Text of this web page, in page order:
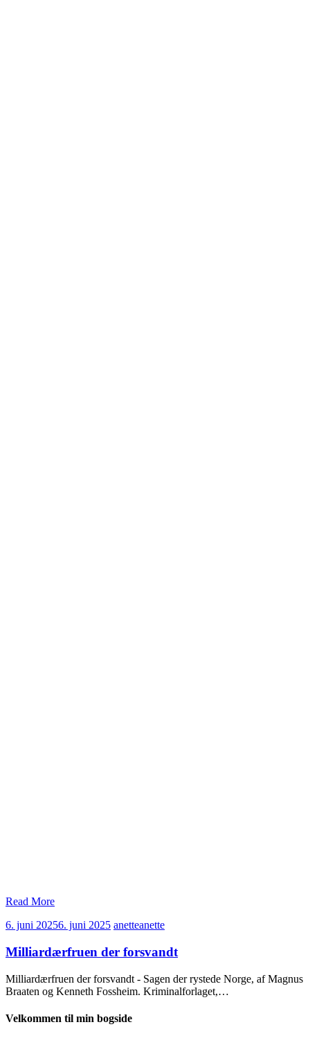
Read More
6. juni 20256. juni 2025 anetteanette
Milliardærfruen der forsvandt
Milliardærfruen der forsvandt - Sagen der rystede Norge, af Magnus
Braaten og Kenneth Fossheim. Kriminalforlaget,…
Velkommen til min bogside